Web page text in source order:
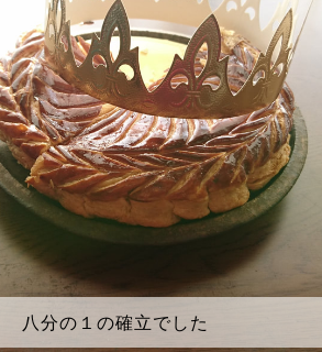
八分の１の確立でした